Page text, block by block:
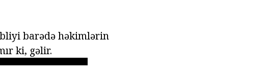
barədə həkimlərin
ki, gəlir.